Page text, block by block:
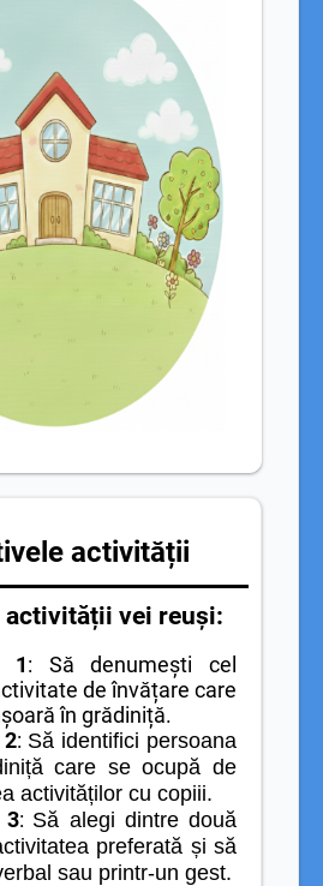
activității
vei reuși:
1: Să denumești cel
de învățare care
în grădiniță.
2: Să identifici persoana
care se ocupă de
activităților cu copiii.
3: Să alegi dintre două
preferată și să
sau printr-un gest.